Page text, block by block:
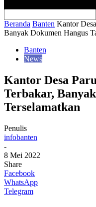
Beranda Banten Kantor
Banyak Dokumen Hangus
Banten
News
Kantor Desa
Terbakar,
Terselamatkan
Penulis
infobanten
-
8 Mei 2022
Share
Facebook
WhatsApp
Telegram